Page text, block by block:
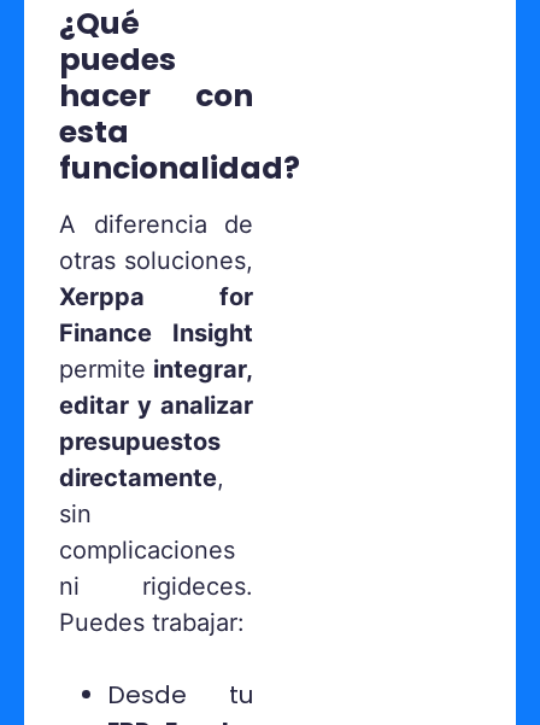
¿Qué
puedes
hacer con
esta
funcionalidad?
A diferencia de
otras soluciones,
Xerppa for
Finance Insight
permite integrar,
editar y analizar
presupuestos
directamente,
sin
complicaciones
ni rigideces.
Puedes trabajar:
Desde tu